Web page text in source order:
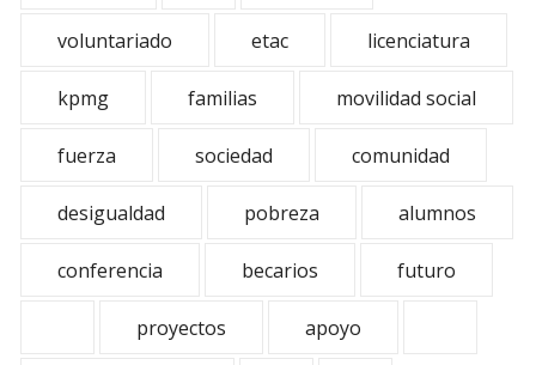
voluntariado etac licenciatura
kpmg familias movilidad social
fuerza sociedad comunidad
desigualdad pobreza alumnos
conferencia becarios futuro
proyectos apoyo